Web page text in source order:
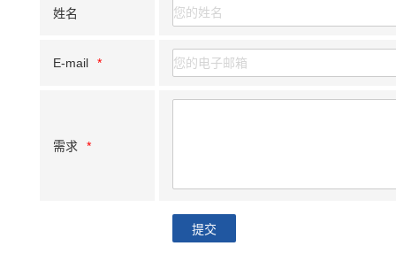
姓名
E-mail *
需求 *